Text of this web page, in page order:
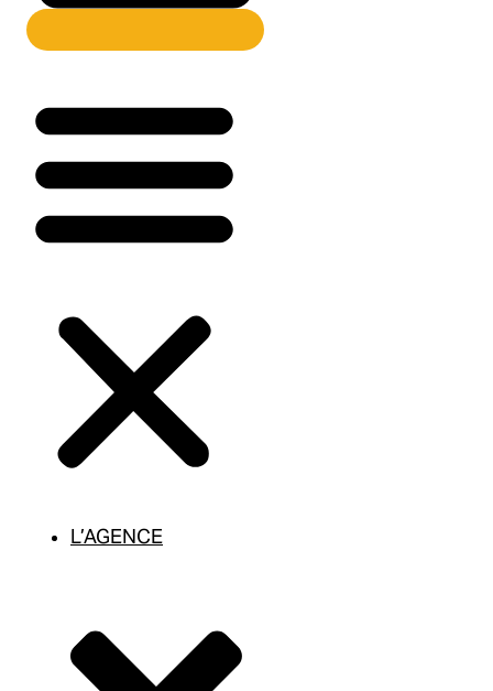
L’AGENCE